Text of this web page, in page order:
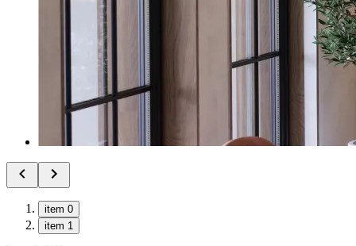
item 0
item 1